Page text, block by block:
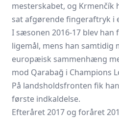
mesterskabet, og Krmenčík
sat afgørende fingeraftryk i
I sæsonen 2016-17 blev
ligemål, mens han samtidig
europæisk sammenhæng
mod Qarabağ i Champions
På landsholdsfronten fik
første indkaldelse.
Efteråret 2017 og foråret